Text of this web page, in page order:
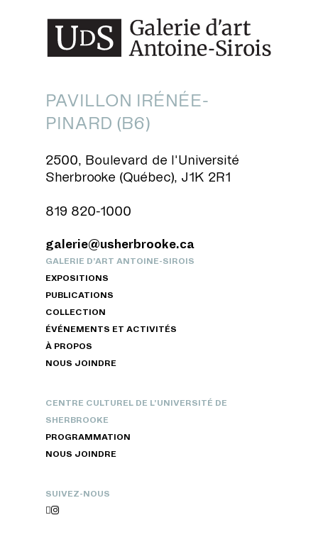
PAVILLON IRÉNÉE-
PINARD (B6)
2500, Boulevard de l'Université
Sherbrooke (Québec), J1K 2R1
819 820-1000
galerie@usherbrooke.ca
GALERIE D’ART ANTOINE-SIROIS
EXPOSITIONS
PUBLICATIONS
COLLECTION
ÉVÉNEMENTS ET ACTIVITÉS
À PROPOS
NOUS JOINDRE
CENTRE CULTUREL DE L’UNIVERSITÉ DE
SHERBROOKE
PROGRAMMATION
NOUS JOINDRE
SUIVEZ-NOUS
